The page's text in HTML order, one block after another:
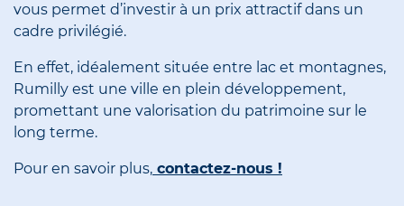
vous permet d’investir à un prix attractif dans un
cadre privilégié.
En effet, idéalement située entre lac et montagnes,
Rumilly est une ville en plein développement,
promettant une valorisation du patrimoine sur le
long terme.
Pour en savoir plus, contactez-nous !